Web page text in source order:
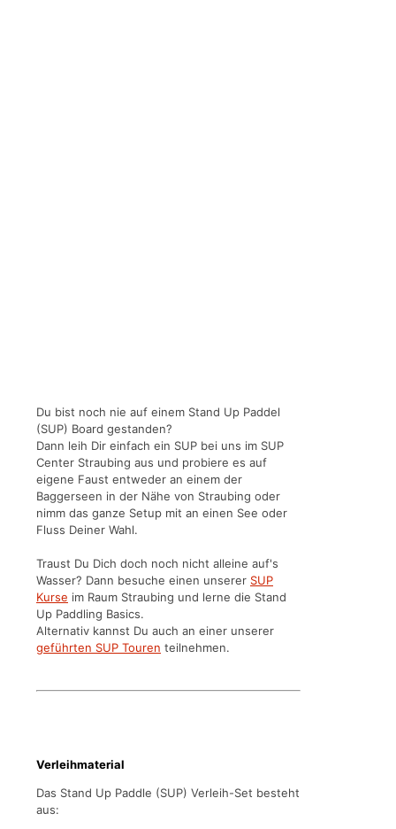
Du bist noch nie auf einem Stand Up Paddel
(SUP) Board gestanden?
Dann leih Dir einfach ein SUP bei uns im SUP
Center Straubing aus und probiere es auf
eigene Faust entweder an einem der
Baggerseen in der Nähe von Straubing oder
nimm das ganze Setup mit an einen See oder
Fluss Deiner Wahl.
Traust Du Dich doch noch nicht alleine auf's
Wasser? Dann besuche einen unserer SUP
Kurse im Raum Straubing und lerne die Stand
Up Paddling Basics.
Alternativ kannst Du auch an einer unserer
geführten SUP Touren teilnehmen.
Verleihmaterial
Das Stand Up Paddle (SUP) Verleih-Set besteht
aus: